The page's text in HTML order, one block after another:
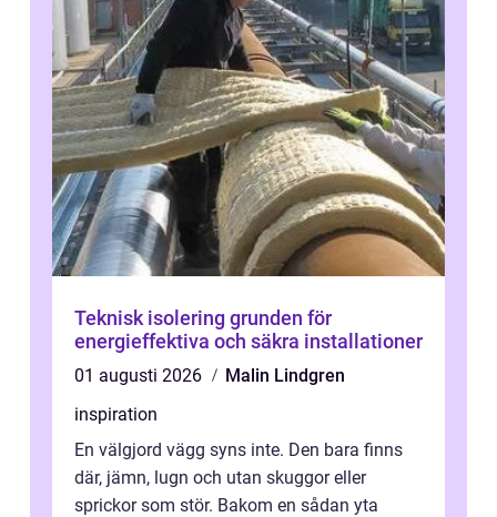
Teknisk isolering grunden för
energieffektiva och säkra installationer
01 augusti 2026
Malin Lindgren
inspiration
En välgjord vägg syns inte. Den bara finns
där, jämn, lugn och utan skuggor eller
sprickor som stör. Bakom en sådan yta